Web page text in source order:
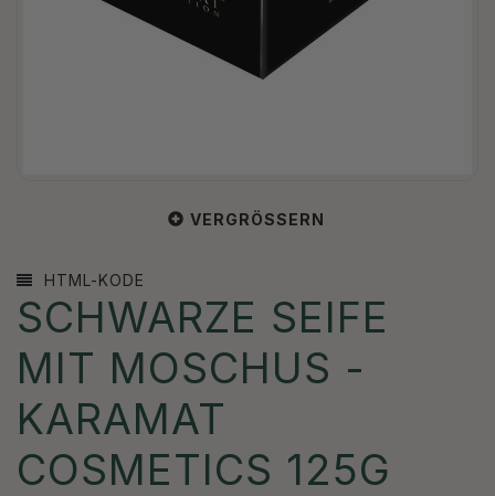
VERGRÖSSERN
HTML-KODE
SCHWARZE SEIFE
MIT MOSCHUS -
KARAMAT
COSMETICS 125G